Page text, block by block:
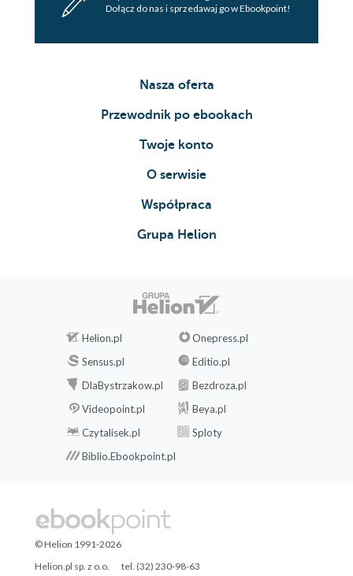
Dołącz do nas i sprzedawaj go w Ebookpoint!
Nasza oferta
Przewodnik po ebookach
Twoje konto
O serwisie
Współpraca
Grupa Helion
Helion.pl
Onepress.pl
Sensus.pl
Editio.pl
DlaBystrzakow.pl
Bezdroza.pl
Videopoint.pl
Beya.pl
Czytalisek.pl
Sploty
Biblio.Ebookpoint.pl
© Helion 1991-2026
Helion.pl sp. z o.o.
tel. (32) 230-98-63